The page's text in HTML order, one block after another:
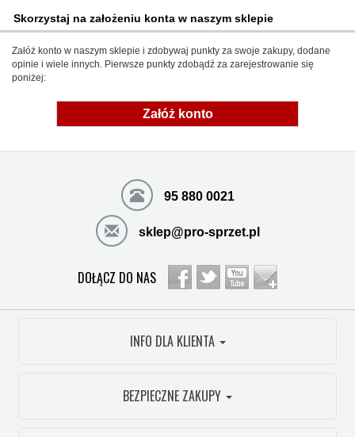
Skorzystaj na założeniu konta w naszym sklepie
Załóż konto w naszym sklepie i zdobywaj punkty za swoje zakupy, dodane
opinie i wiele innych. Pierwsze punkty zdobądź za zarejestrowanie się
poniżej:
Załóż konto
95 880 0021
sklep@pro-sprzet.pl
DOŁĄCZ DO NAS
INFO DLA KLIENTA
BEZPIECZNE ZAKUPY